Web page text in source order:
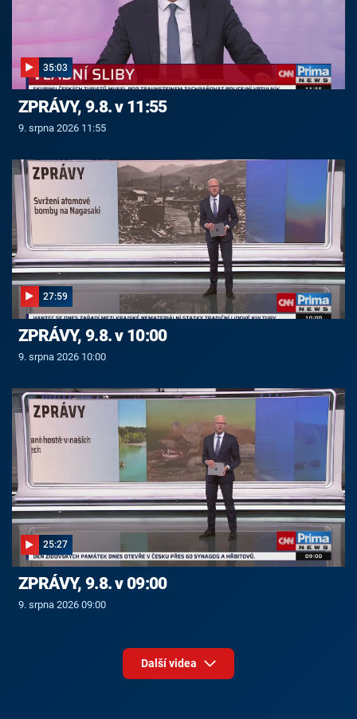
35:03
ZPRÁVY, 9.8. v 11:55
9. srpna 2026 11:55
27:59
ZPRÁVY, 9.8. v 10:00
9. srpna 2026 10:00
25:27
ZPRÁVY, 9.8. v 09:00
9. srpna 2026 09:00
Další videa